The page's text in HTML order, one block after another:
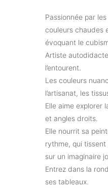
Passionnée par
couleurs chaudes
évoquant le
Artiste
l’entourent.
Les couleurs
l’artisanat, les
Elle aime explorer
et angles droits.
Elle nourrit sa
rythme, qui
sur un imaginaire
Entrez dans la
ses tableaux.